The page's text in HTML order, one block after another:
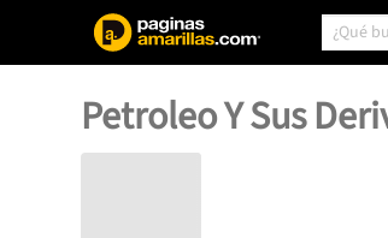
Petroleo Y Sus